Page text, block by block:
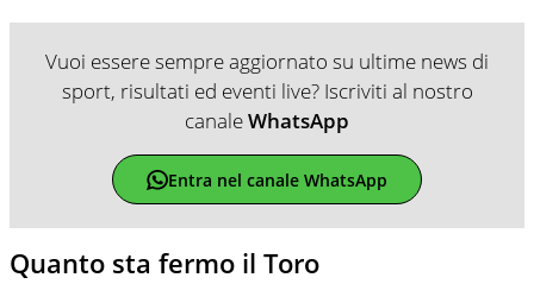
Vuoi essere sempre aggiornato su ultime news di
sport, risultati ed eventi live? Iscriviti al nostro
canaleWhatsApp
Entra nel canale WhatsApp
Quanto sta fermo il Toro